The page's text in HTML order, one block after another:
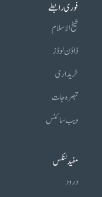
فوری رابطے
شیخ الاسلام
ڈاؤن لوڈز
خریداری
تبصرہ جات
ویب سائٹس
مفید لنکس
درود